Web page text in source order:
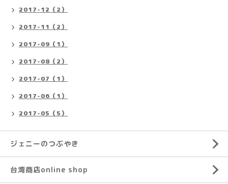
2017-12（2）
2017-11（2）
2017-09（1）
2017-08（2）
2017-07（1）
2017-06（1）
2017-05（5）
ジェニーのつぶやき
台湾商店online shop